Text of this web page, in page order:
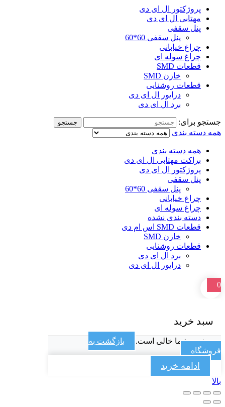
پروژکتور ال ای دی
مهتابی ال ای دی
پنل سقفی
پنل سقفی 60*60
چراغ خیابانی
چراغ سوله ای
قطعات SMD
خازن SMD
قطعات روشنایی
درایور ال ای دی
برد ال ای دی
جستجو برای: جستجو
همه دسته بندی
همه دسته بندی
براکت مهتابی ال ای دی
پروژکتور ال ای دی
پنل سقفی
پنل سقفی 60*60
چراغ خیابانی
چراغ سوله ای
دسته بندی نشده
قطعات SMD اس ام دی
خازن SMD
قطعات روشنایی
برد ال ای دی
درایور ال ای دی
0
سبد خرید
سبد خرید شما خالی است.
بازگشت به
فروشگاه
ادامه خرید
بالا